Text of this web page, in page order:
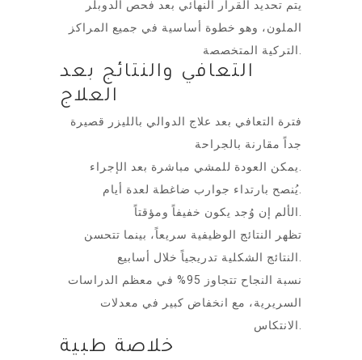
يتم تحديد القرار النهائي بعد فحص الدوبلر
الملون، وهو خطوة أساسية في جميع المراكز
التعافي والنتائج بعد
العلاج
فترة التعافي بعد علاج الدوالي بالليزر قصيرة
جداً مقارنة بالجراحة
تظهر النتائج الوظيفية سريعاً، بينما تتحسن
نسبة النجاح تتجاوز 95% في معظم الدراسات
السريرية، مع انخفاض كبير في معدلات
خلاصة طبية